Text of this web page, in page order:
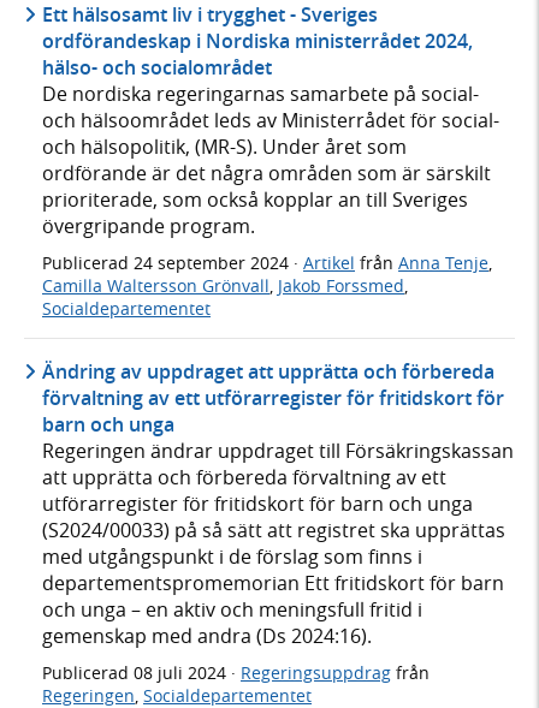
Ett hälsosamt liv i trygghet - Sveriges
ordförandeskap i Nordiska ministerrådet 2024,
hälso- och socialområdet
De nordiska regeringarnas samarbete på social-
och hälsoområdet leds av Ministerrådet för social-
och hälsopolitik, (MR-S). Under året som
ordförande är det några områden som är särskilt
prioriterade, som också kopplar an till Sveriges
övergripande program.
Publicerad 24 september 2024 · Artikel från Anna Tenje,
Camilla Waltersson Grönvall, Jakob Forssmed,
Socialdepartementet
Ändring av uppdraget att upprätta och förbereda
förvaltning av ett utförarregister för fritidskort för
barn och unga
Regeringen ändrar uppdraget till Försäkringskassan
att upprätta och förbereda förvaltning av ett
utförarregister för fritidskort för barn och unga
(S2024/00033) på så sätt att registret ska upprättas
med utgångspunkt i de förslag som finns i
departementspromemorian Ett fritidskort för barn
och unga – en aktiv och meningsfull fritid i
gemenskap med andra (Ds 2024:16).
Publicerad 08 juli 2024 · Regeringsuppdrag från
Regeringen Socialdepartementet